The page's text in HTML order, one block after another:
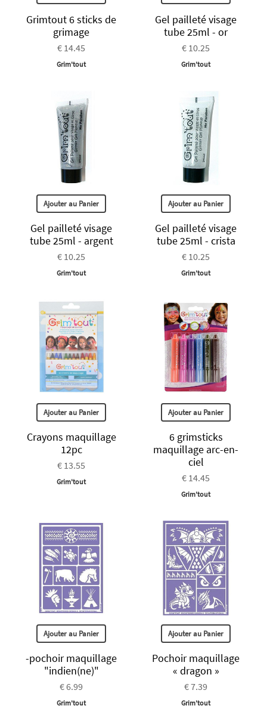
Grimtout 6 sticks de
grimage
€ 14.45
Grim'tout
Gel pailleté visage
tube 25ml - or
€ 10.25
Grim'tout
Ajouter au Panier
Gel pailleté visage
tube 25ml - argent
€ 10.25
Grim'tout
Ajouter au Panier
Gel pailleté visage
tube 25ml - crista
€ 10.25
Grim'tout
Ajouter au Panier
Crayons maquillage
12pc
€ 13.55
Grim'tout
Ajouter au Panier
6 grimsticks
maquillage arc-en-
ciel
€ 14.45
Grim'tout
Ajouter au Panier
-pochoir maquillage
"indien(ne)"
€ 6.99
Grim'tout
Ajouter au Panier
Pochoir maquillage
« dragon »
€ 7.39
Grim'tout